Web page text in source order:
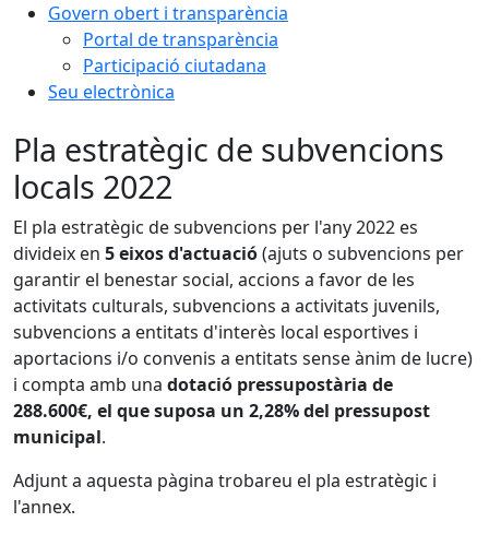
Govern obert i transparència
Portal de transparència
Participació ciutadana
Seu electrònica
Pla estratègic de subvencions
locals 2022
El pla estratègic de subvencions per l'any 2022 es
divideix en 5 eixos d'actuació(ajuts o subvencions per
garantir el benestar social, accions a favor de les
activitats culturals, subvencions a activitats juvenils,
subvencions a entitats d'interès local esportives i
aportacions i/o convenis a entitats sense ànim de lucre)
i compta amb una dotació pressupostària de
288.600€, el que suposa un 2,28% del pressupost
municipal.
Adjunt a aquesta pàgina trobareu el pla estratègic i
l'annex.